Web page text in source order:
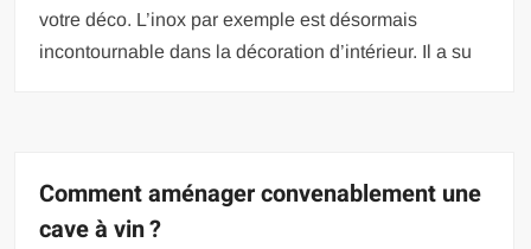
votre déco. L’inox par exemple est désormais
incontournable dans la décoration d’intérieur. Il a su
Comment aménager convenablement une
cave à vin ?